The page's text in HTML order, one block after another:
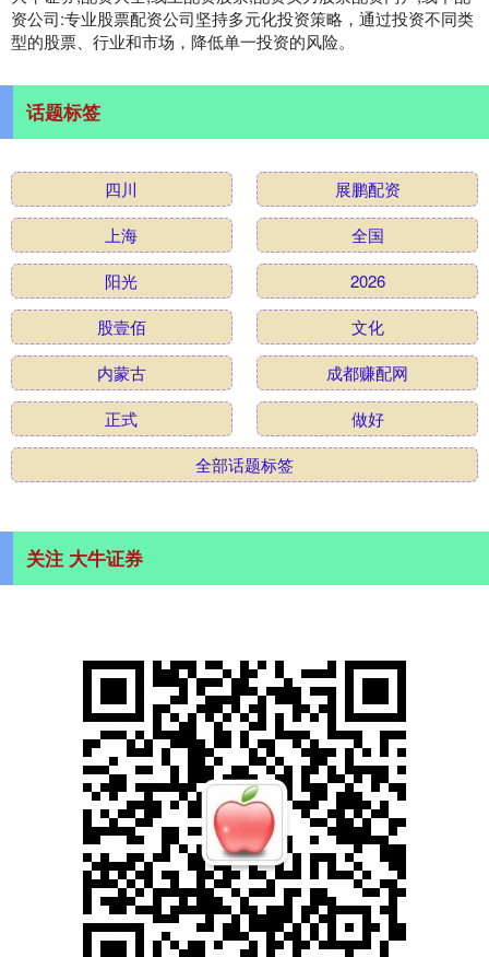
资公司:专业股票配资公司坚持多元化投资策略，通过投资不同类
型的股票、行业和市场，降低单一投资的风险。
话题标签
四川
展鹏配资
上海
全国
阳光
2026
股壹佰
文化
内蒙古
成都赚配网
正式
做好
全部话题标签
关注 大牛证券